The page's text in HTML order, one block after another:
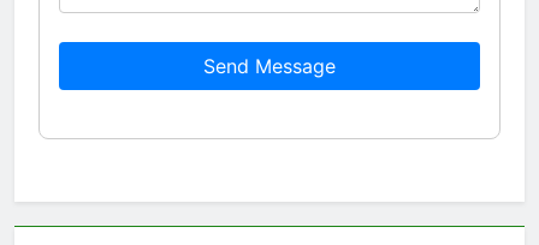
Send Message